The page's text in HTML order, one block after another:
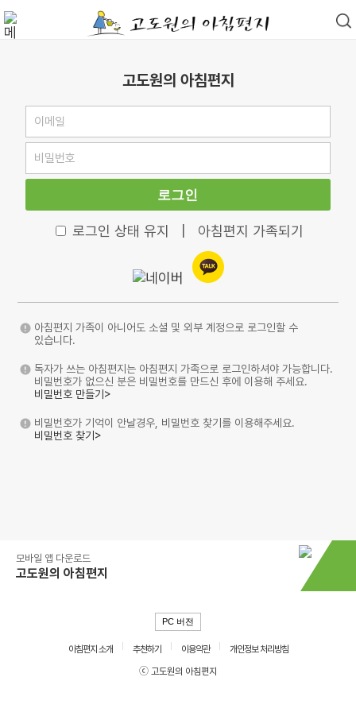
고도원의 아침편지
로그인
로그인 상태 유지 아침편지 가족되기
아침편지 가족이 아니어도 소셜 및 외부 계정으로 로그인할 수
있습니다.
독자가 쓰는 아침편지는 아침편지 가족으로 로그인하셔야 가능합니다.
비밀번호가 없으신 분은 비밀번호를 만드신 후에 이용해 주세요.
비밀번호 만들기>
비밀번호가 기억이 안날경우, 비밀번호 찾기를 이용해주세요.
비밀번호 찾기>
모바일 앱 다운로드
고도원의 아침편지
PC 버전
아침편지 소개 추천하기 이용약관
개인정보 처리방침
ⓒ 고도원의 아침편지